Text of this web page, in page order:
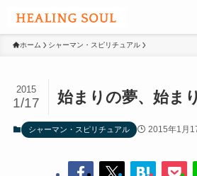
ホーム シャーマン・スピリチュアル
始まりの夢、始ま
2015
1/17
シャーマン・スピリチュアル 2015年1月